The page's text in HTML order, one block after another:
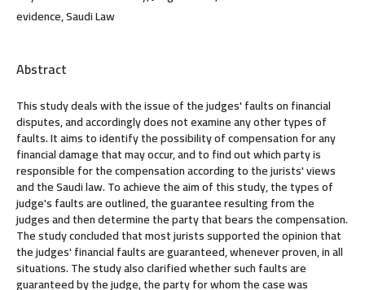
evidence, Saudi Law
Abstract
This study deals with the issue of the judges' faults on financial
disputes, and accordingly does not examine any other types of
faults. It aims to identify the possibility of compensation for any
financial damage that may occur, and to find out which party is
responsible for the compensation according to the jurists' views
and the Saudi law. To achieve the aim of this study, the types of
judge's faults are outlined, the guarantee resulting from the
judges and then determine the party that bears the compensation.
The study concluded that most jurists supported the opinion that
the judges' financial faults are guaranteed, whenever proven, in all
situations. The study also clarified whether such faults are
guaranteed by the judge, the party for whom the case was